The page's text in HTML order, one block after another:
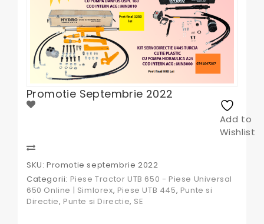
Promotie Septembrie 2022
Add to
Wishlist
SKU: Promotie septembrie 2022
Categorii: Piese Tractor UTB 650 - Piese Universal
650 Online | Simlorex, Piese UTB 445, Punte si
Directie, Punte si Directie, SE